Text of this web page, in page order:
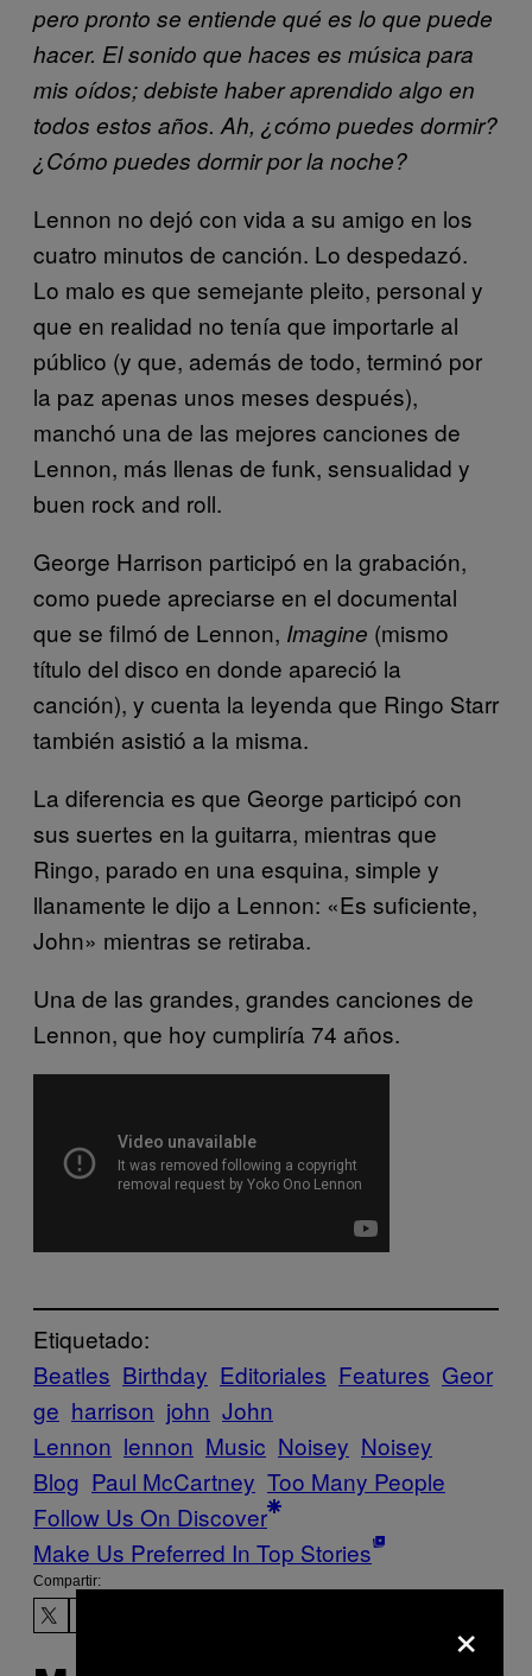
pero pronto se entiende qué es lo que puede
hacer. El sonido que haces es música para
mis oídos; debiste haber aprendido algo en
todos estos años. Ah, ¿cómo puedes dormir?
¿Cómo puedes dormir por la noche?
Lennon no dejó con vida a su amigo en los
cuatro minutos de canción. Lo despedazó.
Lo malo es que semejante pleito, personal y
que en realidad no tenía que importarle al
público (y que, además de todo, terminó por
la paz apenas unos meses después),
manchó una de las mejores canciones de
Lennon, más llenas de funk, sensualidad y
buen rock and roll.
George Harrison participó en la grabación,
como puede apreciarse en el documental
que se filmó de Lennon, Imagine (mismo
título del disco en donde apareció la
canción), y cuenta la leyenda que Ringo Starr
también asistió a la misma.
La diferencia es que George participó con
sus suertes en la guitarra, mientras que
Ringo, parado en una esquina, simple y
llanamente le dijo a Lennon: «Es suficiente,
John» mientras se retiraba.
Una de las grandes, grandes canciones de
Lennon, que hoy cumpliría 74 años.
Etiquetado:
Beatles Birthday Editoriales Features Geor
ge harrison john John
Lennon lennon Music Noisey Noisey
Blog Paul McCartney Too Many People
Follow Us On Discover
Make Us Preferred In Top Stories
Compartir:
×